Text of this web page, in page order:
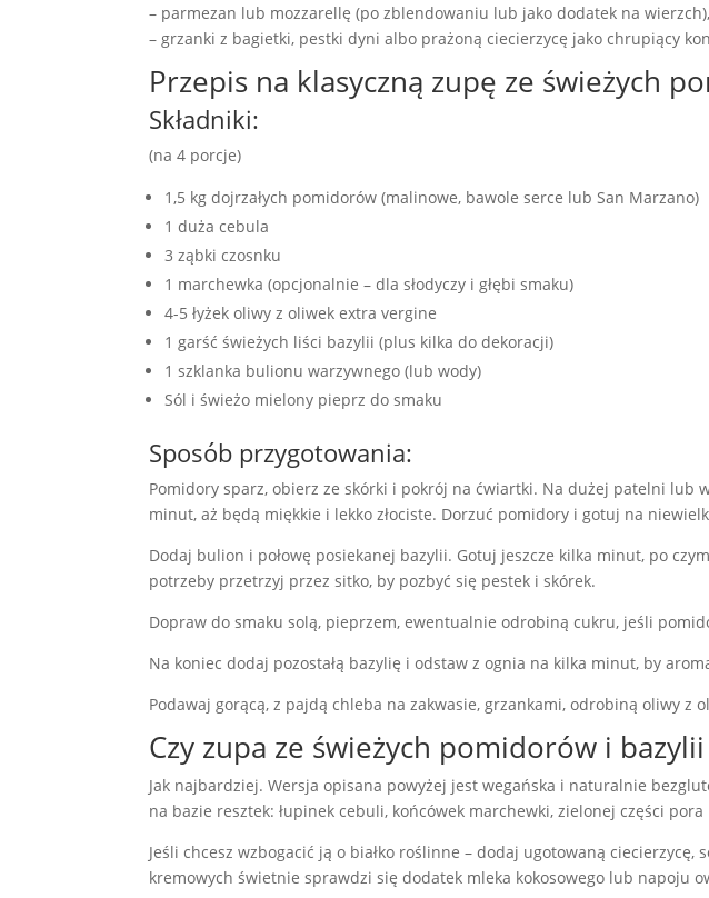
– parmezan lub mozzarellę (po zblendowaniu lub jako dodatek na wierzch),
– grzanki z bagietki, pestki dyni albo prażoną ciecierzycę jako chrupiący
Przepis na klasyczną zupę ze świeżych
Składniki:
(na 4 porcje)
1,5 kg dojrzałych pomidorów (malinowe, bawole serce lub San Marzano)
1 duża cebula
3 ząbki czosnku
1 marchewka (opcjonalnie – dla słodyczy i głębi smaku)
4-5 łyżek oliwy z oliwek extra vergine
1 garść świeżych liści bazylii (plus kilka do dekoracji)
1 szklanka bulionu warzywnego (lub wody)
Sól i świeżo mielony pieprz do smaku
Sposób przygotowania:
Pomidory sparz, obierz ze skórki i pokrój na ćwiartki. Na dużej patelni lub
minut, aż będą miękkie i lekko złociste. Dorzuć pomidory i gotuj na
Dodaj bulion i połowę posiekanej bazylii. Gotuj jeszcze kilka minut, po
potrzeby przetrzyj przez sitko, by pozbyć się pestek i skórek.
Dopraw do smaku solą, pieprzem, ewentualnie odrobiną cukru, jeśli
Na koniec dodaj pozostałą bazylię i odstaw z ognia na kilka minut, by
Podawaj gorącą, z pajdą chleba na zakwasie, grzankami, odrobiną oliwy z
Czy zupa ze świeżych pomidorów i
Jak najbardziej. Wersja opisana powyżej jest wegańska i naturalnie
na bazie resztek: łupinek cebuli, końcówek marchewki, zielonej części
Jeśli chcesz wzbogacić ją o białko roślinne – dodaj ugotowaną
kremowych świetnie sprawdzi się dodatek mleka kokosowego lub napoju